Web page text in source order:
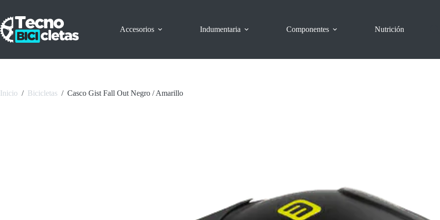
contenido
Accesorios
Indumentaria Componentes Nutrición
Inicio / Bicicletas / Casco Gist Fall Out Negro / Amarillo